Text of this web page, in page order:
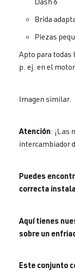
Brida
Piezas
Apto para todas
p. ej. en el
Imagen similar.
Atención: ¡Las
intercambiador
Puedes
correcta
Aquí tienes
sobre un
Este conjunto